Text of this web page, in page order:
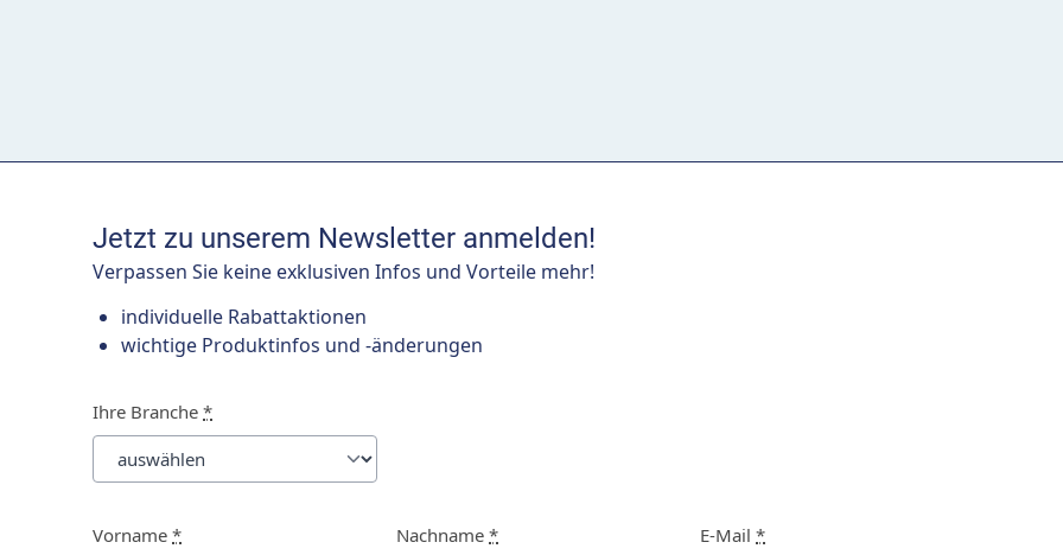
Jetzt zu unserem Newsletter anmelden!
Verpassen Sie keine exklusiven Infos und Vorteile mehr!
individuelle Rabattaktionen
wichtige Produktinfos und -änderungen
Ihre Branche *
Vorname * Nachname * E-Mail *